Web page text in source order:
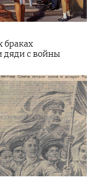
браках
дяди с войны